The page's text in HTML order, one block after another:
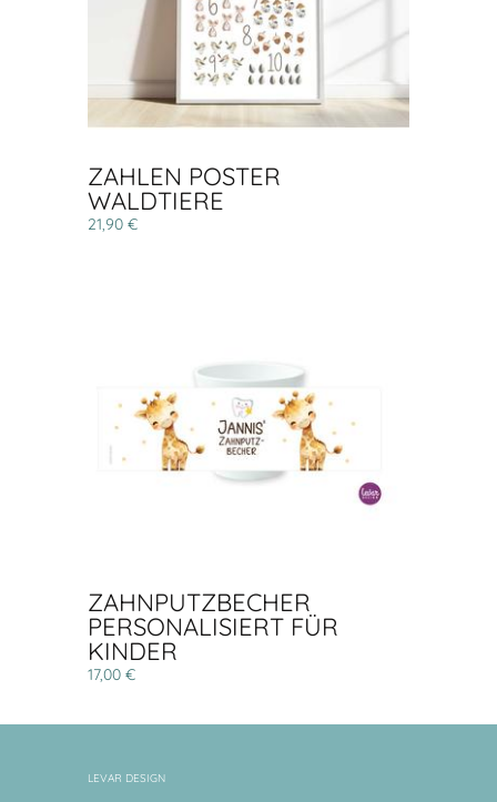
ZAHLEN POSTER
WALDTIERE
21,90 €
ZAHNPUTZBECHER
PERSONALISIERT FÜR
KINDER
17,00 €
LEVAR DESIGN